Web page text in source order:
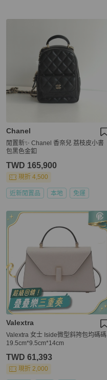
Chanel
閒置新✨ Chanel 香奈兒 荔枝皮小書
包黑色金釦
TWD 165,900
現折 4,500
近新閒置品 本地 免運
Valextra
Valextra 女士 Iside微型斜挎包均碼碼
19.5cm*9.5cm*14cm
TWD 61,393
現折 2,000